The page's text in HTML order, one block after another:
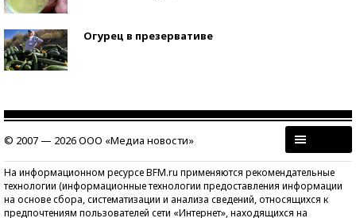
Огурец в презервативе
© 2007 — 2026 ООО «Медиа новости»
На информационном ресурсе BFM.ru применяются рекомендательные
технологии (информационные технологии предоставления информации
на основе сбора, систематизации и анализа сведений, относящихся к
предпочтениям пользователей сети «Интернет», находящихся на